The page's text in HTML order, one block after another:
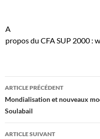
A
propos du CFA SUP 2000 :
Navigation
des
articles
ARTICLE PRÉCÉDENT
Mondialisation et nouveaux
Soulabail
ARTICLE SUIVANT